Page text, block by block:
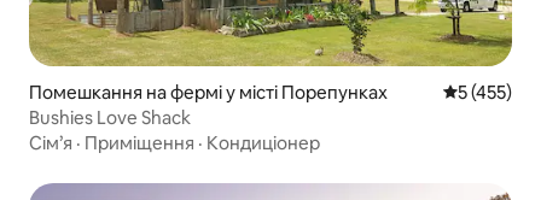
Помешкання на фермі у місті Порепунках Середня
5 (455)
Bushies Love Shack
Сім’я · Приміщення · Кондиціонер